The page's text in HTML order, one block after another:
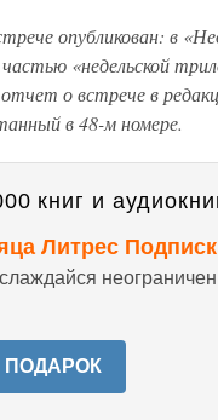
опубликован: в
«недельской
о встрече в
в 48-м номере.
книг и
Литрес
ПОДАРОК